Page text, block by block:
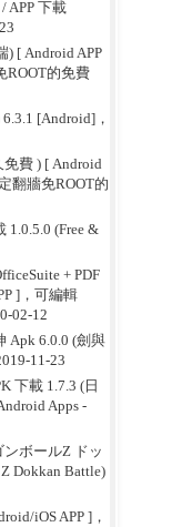
APP 下載
) [ Android APP
ROOT的免費
[Android]，
免費 ) [ Android
翻牆免ROOT的
1.0.5.0 (Free &
+ PDF
]，可編輯
02-12
Apk 6.0.0 (劍與
11-23
下載 1.7.3 (日
Apps -
ボールZ ドッ
Dokkan Battle)
iOS APP ]，